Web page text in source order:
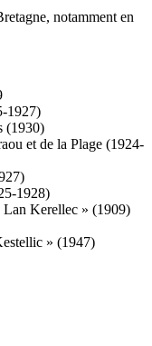
notamment en
1927)
(1930)
et de la Plage (1924-
1928)
Lan Kerellec » (1909)
» (1947)